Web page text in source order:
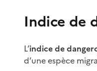
Indice de
L’indice de
d’une espèce